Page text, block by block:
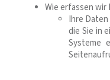
Wie erfassen wir
Ihre
die Sie in
Systeme